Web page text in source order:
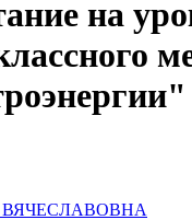
на